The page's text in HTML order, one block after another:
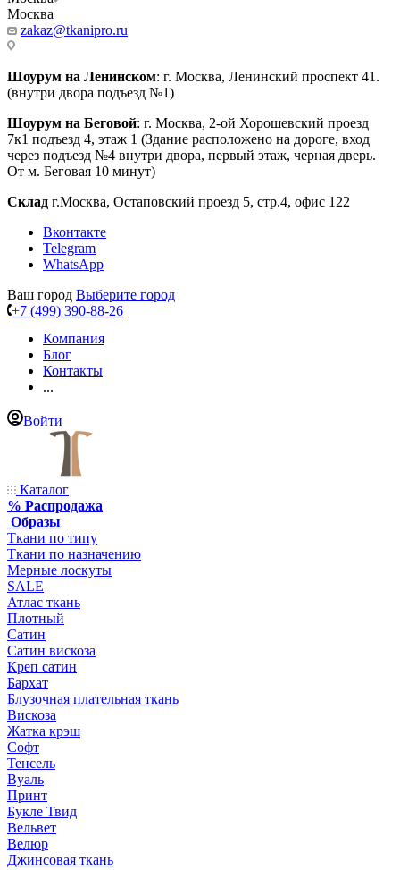
Москва
zakaz@tkanipro.ru
Шоурум на Ленинском: г. Москва, Ленинский проспект 41.
(внутри двора подъезд №1)
Шоурум на Беговой: г. Москва, 2-ой Хорошевский проезд
7к1 подъезд 4, этаж 1 (Здание расположено на дороге, вход
через подъезд №4 внутри двора, первый этаж, черная дверь.
От м. Беговая 10 минут)
Склад г.Москва, Остаповский проезд 5, стр.4, офис 122
Вконтакте
Telegram
WhatsApp
Ваш город Выберите город
+7 (499) 390-88-26
Компания
Блог
Контакты
...
Войти
Каталог
% Распродажа
Образы
Ткани по типу
Ткани по назначению
Мерные лоскуты
SALE
Атлас ткань
Плотный
Сатин
Сатин вискоза
Креп сатин
Бархат
Блузочная плательная ткань
Вискоза
Жатка крэш
Софт
Тенсель
Вуаль
Принт
Букле Твид
Вельвет
Велюр
Джинсовая ткань